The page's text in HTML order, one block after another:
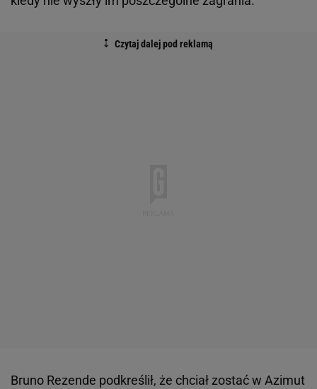
Bruno Rezende podkreślił, że chciał zostać w Azimut